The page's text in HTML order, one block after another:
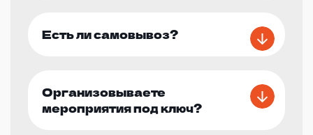
Есть ли самовывоз?
Организовываете
мероприятия под ключ?